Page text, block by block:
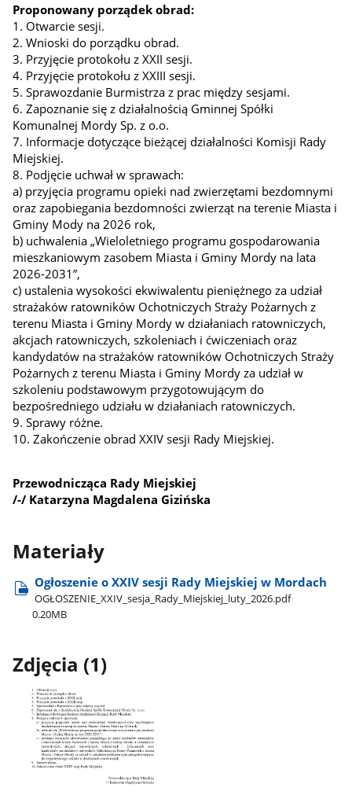
Proponowany porządek obrad:
1. Otwarcie sesji.
2. Wnioski do porządku obrad.
3. Przyjęcie protokołu z XXII sesji.
4. Przyjęcie protokołu z XXIII sesji.
5. Sprawozdanie Burmistrza z prac między sesjami.
6. Zapoznanie się z działalnością Gminnej Spółki
Komunalnej Mordy Sp. z o.o.
7. Informacje dotyczące bieżącej działalności Komisji Rady
Miejskiej.
8. Podjęcie uchwał w sprawach:
a) przyjęcia programu opieki nad zwierzętami bezdomnymi
oraz zapobiegania bezdomności zwierząt na terenie Miasta i
Gminy Mody na 2026 rok,
b) uchwalenia „Wieloletniego programu gospodarowania
mieszkaniowym zasobem Miasta i Gminy Mordy na lata
2026-2031”,
c) ustalenia wysokości ekwiwalentu pieniężnego za udział
strażaków ratowników Ochotniczych Straży Pożarnych z
terenu Miasta i Gminy Mordy w działaniach ratowniczych,
akcjach ratowniczych, szkoleniach i ćwiczeniach oraz
kandydatów na strażaków ratowników Ochotniczych Straży
Pożarnych z terenu Miasta i Gminy Mordy za udział w
szkoleniu podstawowym przygotowującym do
bezpośredniego udziału w działaniach ratowniczych.
9. Sprawy różne.
10. Zakończenie obrad XXIV sesji Rady Miejskiej.
Przewodnicząca Rady Miejskiej
/-/ Katarzyna Magdalena Gizińska
Materiały
Ogłoszenie o XXIV sesji Rady Miejskiej w Mordach
OGŁOSZENIE​_XXIV​_sesja​_Rady​_Miejskiej​_luty​_2026.pdf
0.20MB
Zdjęcia (1)